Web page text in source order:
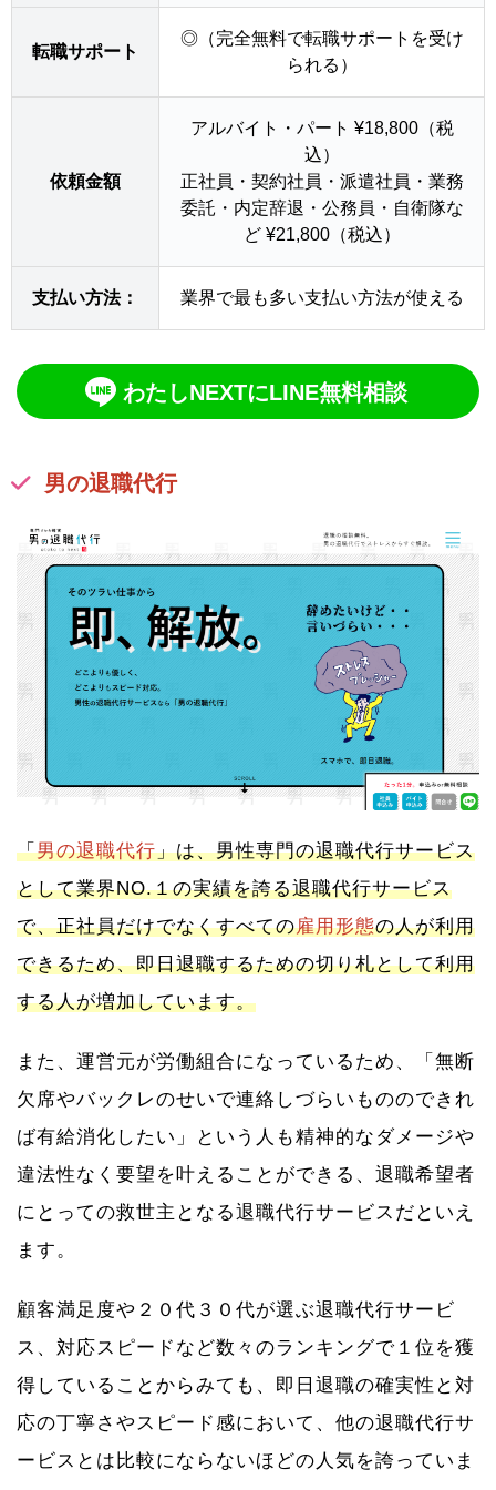
転職サポート
◎（完全無料で転職サポートを受け
られる）
依頼金額
アルバイト・パート ¥18,800（税
込）
正社員・契約社員・派遣社員・業務
委託・内定辞退・公務員・自衛隊な
ど ¥21,800（税込）
支払い方法： 業界で最も多い支払い方法が使える
わたしNEXTにLINE無料相談
男の退職代行
「男の退職代行」は、男性専門の退職代行サービス
として業界NO.１の実績を誇る退職代行サービス
で、正社員だけでなくすべての雇用形態の人が利用
できるため、即日退職するための切り札として利用
する人が増加しています。
また、運営元が労働組合になっているため、「無断
欠席やバックレのせいで連絡しづらいもののできれ
ば有給消化したい」という人も精神的なダメージや
違法性なく要望を叶えることができる、退職希望者
にとっての救世主となる退職代行サービスだといえ
ます。
顧客満足度や２０代３０代が選ぶ退職代行サービ
ス、対応スピードなど数々のランキングで１位を獲
得していることからみても、即日退職の確実性と対
応の丁寧さやスピード感において、他の退職代行サ
ービスとは比較にならないほどの人気を誇っていま